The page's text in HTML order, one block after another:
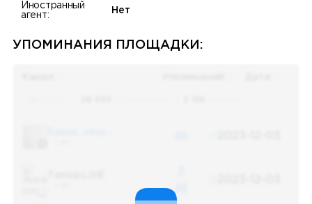
Иностранный
агент:
Нет
УПОМИНАНИЯ ПЛОЩАДКИ:
48